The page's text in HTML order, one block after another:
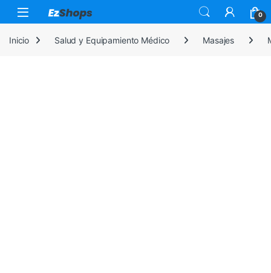
Saltar a la navegación
Saltar al contenido
0
Inicio Salud y Equipamiento Médico Masajes